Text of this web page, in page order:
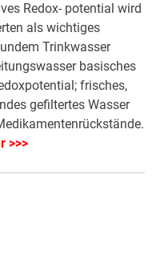
Redox- potential wird
als wichtiges
Trinkwasser
basisches
frisches,
gefiltertes Wasser
>>>